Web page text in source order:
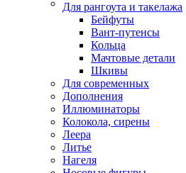
Для рангоута и такелажа
Бейфуты
Вант-путенсы
Кольца
Мачтовые детали
Шкивы
Для современных
Дополнения
Иллюминаторы
Колокола, сирены
Леера
Литье
Нагеля